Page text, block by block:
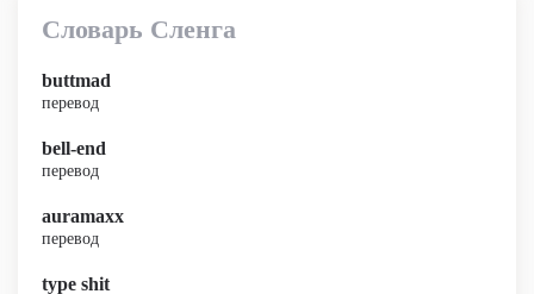
Словарь Сленга
buttmad
перевод
bell-end
перевод
auramaxx
перевод
type shit